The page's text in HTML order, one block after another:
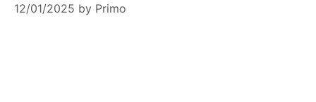
12/01/2025 by Primo